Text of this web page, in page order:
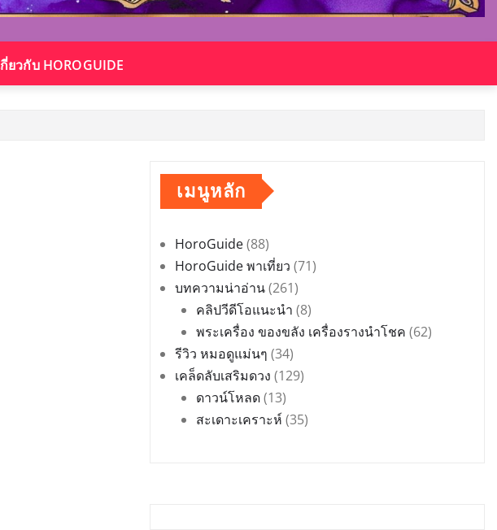
กี่ยวกับ HOROGUIDE
เมนูหลัก
HoroGuide(88)
HoroGuide พาเที่ยว (71)
บทความน่าอ่าน(261)
คลิปวีดีโอแนะนำ (8)
พระเครื่อง ของขลัง เครื่องรางนำโชค (62)
รีวิว หมอดูแม่นๆ (34)
เคล็ดลับเสริมดวง (129)
ดาวน์โหลด(13)
สะเดาะเคราะห์ (35)